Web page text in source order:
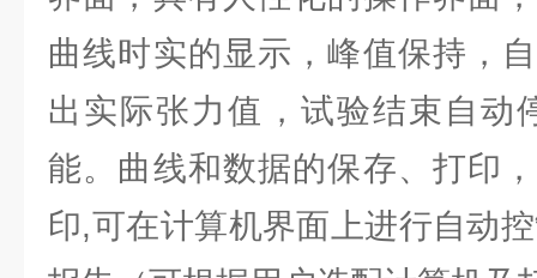
曲线时实的显示，峰值保持，
出实际张力值，试验结束自动
能。曲线和数据的保存、打印
印,可在计算机界面上进行自动